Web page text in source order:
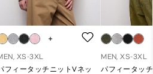
XS-3XL
フィータッチニットVネッ
MEN, XS-3XL
パフィータッ